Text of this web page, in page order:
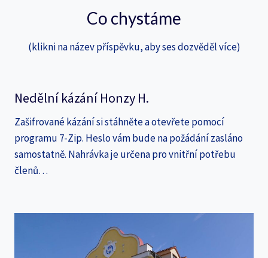
Co chystáme
(klikni na název příspěvku, aby ses dozvěděl více)
Nedělní kázání Honzy H.
Zašifrované kázání si stáhněte a otevřete pomocí
programu 7-Zip. Heslo vám bude na požádání zasláno
samostatně. Nahrávka je určena pro vnitřní potřebu
členů…